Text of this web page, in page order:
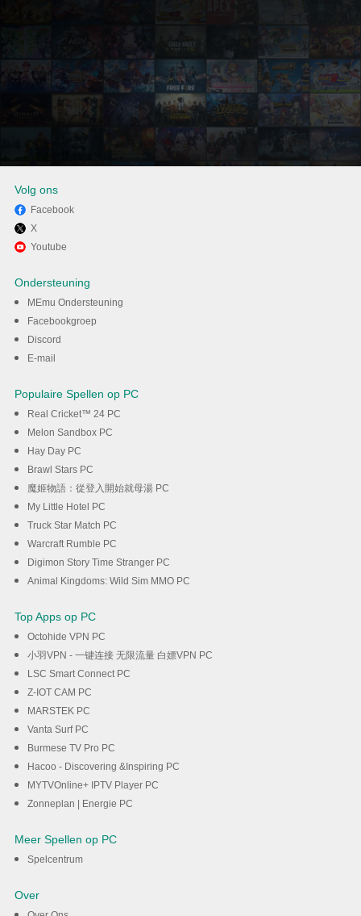
Ervaar YouTube op pc met
Volg ons
Facebook
X
Youtube
Ondersteuning
MEmu Ondersteuning
Facebookgroep
Discord
E-mail
Populaire Spellen op PC
Real Cricket™ 24 PC
Melon Sandbox PC
Hay Day PC
Brawl Stars PC
魔姬物語：從登入開始就母湯 PC
My Little Hotel PC
Truck Star Match PC
Warcraft Rumble PC
Digimon Story Time Stranger PC
Animal Kingdoms: Wild Sim MMO PC
Top Apps op PC
Octohide VPN PC
小羽VPN - 一键连接 无限流量 白嫖VPN PC
LSC Smart Connect PC
Z-IOT CAM PC
MARSTEK PC
Vanta Surf PC
Burmese TV Pro PC
Hacoo - Discovering &Inspiring PC
MYTVOnline+ IPTV Player PC
Zonneplan | Energie PC
Meer Spellen op PC
Spelcentrum
Over